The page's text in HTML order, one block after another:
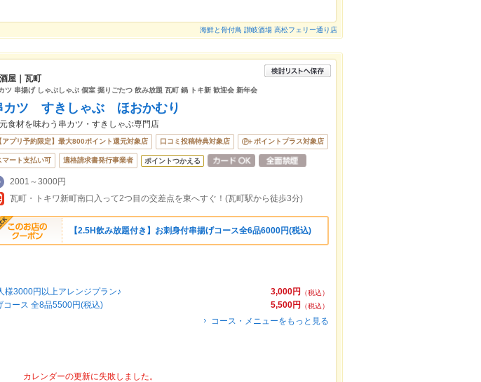
海鮮と骨付鳥 讃岐酒場 高松フェリー通り店
屋｜瓦町
ツ 串揚げ しゃぶしゃぶ 個室 掘りごたつ 飲み放題 瓦町 鍋 トキ新 歓迎会 新年会
カツ すきしゃぶ ほおかむり
食材を味わう串カツ・すきしゃぶ専門店
アプリ予約限定】最大800ポイント還元対象店 口コミ投稿特典対象店 ポイントプラス対象店
マート支払い可 適格請求書発行事業者 ポイントつかえる
2001～3000円
瓦町・トキワ新町南口入って2つ目の交差点を東へすぐ！(瓦町駅から徒歩3分)
【2.5H飲み放題付き】お刺身付串揚げコース全6品6000円(税込)
3,000円
（税込）
様3000円以上アレンジプラン♪
5,500円
（税込）
コース 全8品5500円(税込)
コース・メニューをもっと見る
カレンダーの更新に失敗しました。